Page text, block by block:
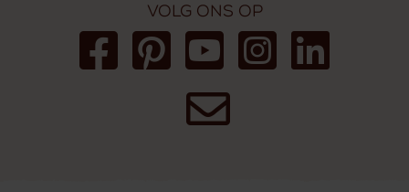
Volg ons op